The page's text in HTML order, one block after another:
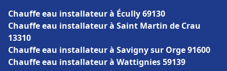
Chauffe eau installateur à Écully 69130
Chauffe eau installateur à Saint Martin de Crau
13310
Chauffe eau installateur à Savigny sur Orge 91600
Chauffe eau installateur à Wattignies 59139